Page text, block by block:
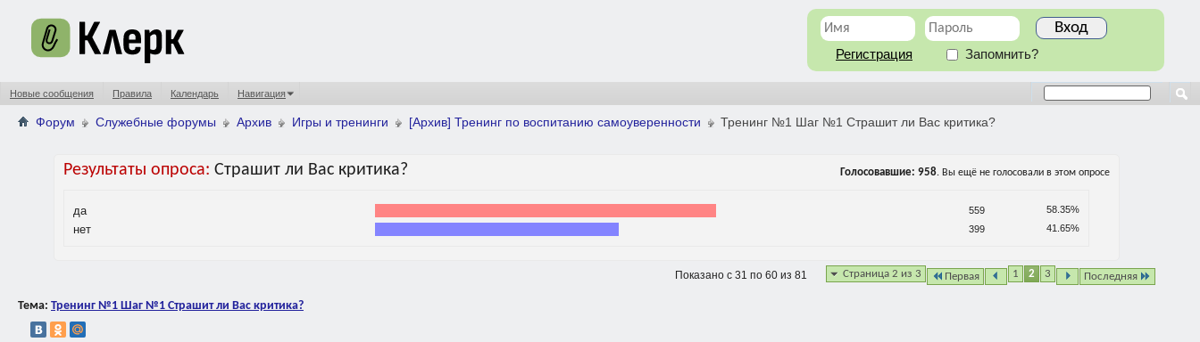
Регистрация Запомнить?
Новые сообщения Правила Календарь Навигация
Форум Служебные форумы Архив Игры и тренинги [Архив] Тренинг по воспитанию самоуверенности Тренинг №1 Шаг №1 Страшит ли Вас критика?
Результаты опроса: Страшит ли Вас критика? Голосовавшие 958. Вы ещё не голосовали в этом опросе
да 559 58.35%
нет 399 41.65%
Страница 2 из 3 Первая 1 2 3 Последняя
Показано с 31 по 60 из 81
Тема: Тренинг №1 Шаг №1 Страшит ли Вас критика?